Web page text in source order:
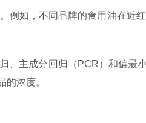
如，不同品牌的食用油在近
主成分回归（PCR）和偏最
浓度。